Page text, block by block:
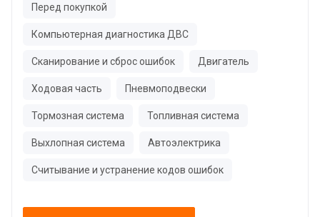
Перед покупкой
Компьютерная диагностика ДВС
Сканирование и сброс ошибок Двигатель
Ходовая часть Пневмоподвески
Тормозная система Топливная система
Выхлопная система Автоэлектрика
Считывание и устранение кодов ошибок